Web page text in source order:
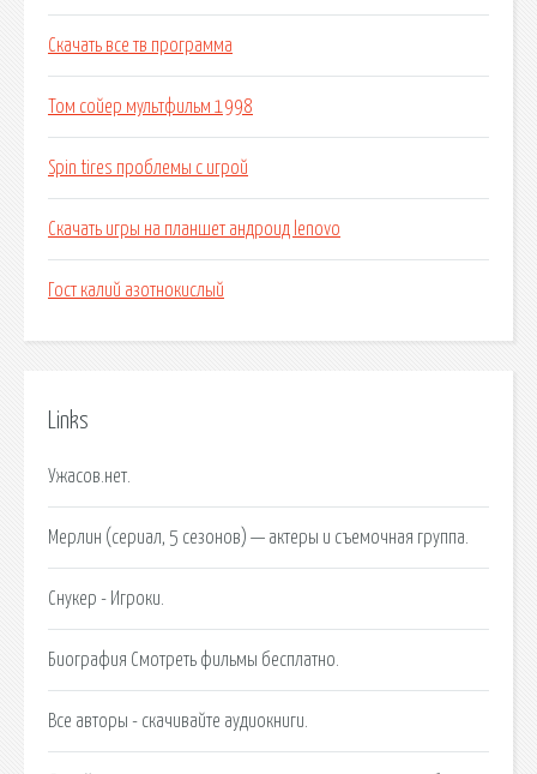
Скачать все тв программа
Том сойер мультфильм 1998
Spin tires проблемы с игрой
Скачать игры на планшет андроид lenovo
Гост калий азотнокислый
Links
Ужасов.нет.
Мерлин (сериал, 5 сезонов) — актеры и съемочная группа.
Снукер - Игроки.
Биография Смотреть фильмы бесплатно.
Все авторы - скачивайте аудиокниги.